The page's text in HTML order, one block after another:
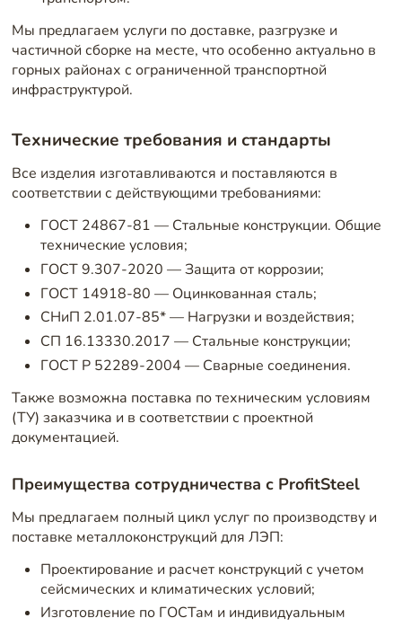
Мы предлагаем услуги по доставке, разгрузке и
частичной сборке на месте, что особенно актуально в
горных районах с ограниченной транспортной
инфраструктурой.
Технические требования и стандарты
Все изделия изготавливаются и поставляются в
соответствии с действующими требованиями:
ГОСТ 24867-81 — Стальные конструкции. Общие
технические условия;
ГОСТ 9.307-2020 — Защита от коррозии;
ГОСТ 14918-80 — Оцинкованная сталь;
СНиП 2.01.07-85* — Нагрузки и воздействия;
СП 16.13330.2017 — Стальные конструкции;
ГОСТ Р 52289-2004 — Сварные соединения.
Также возможна поставка по техническим условиям
(ТУ) заказчика и в соответствии с проектной
документацией.
Преимущества сотрудничества с ProfitSteel
Мы предлагаем полный цикл услуг по производству и
поставке металлоконструкций для ЛЭП:
Проектирование и расчет конструкций с учетом
сейсмических и климатических условий;
Изготовление по ГОСТам и индивидуальным